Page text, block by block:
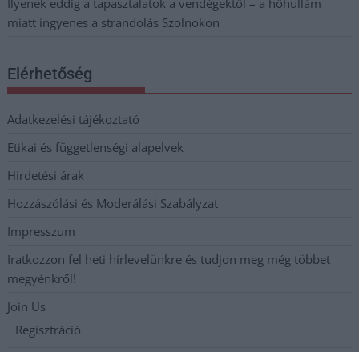
miatt ingyenes a strandolás Szolnokon
Elérhetőség
Adatkezelési tájékoztató
Etikai és függetlenségi alapelvek
Hirdetési árak
Hozzászólási és Moderálási Szabályzat
Impresszum
Iratkozzon fel heti hírlevelünkre és tudjon meg még többet
megyénkről!
Join Us
Regisztráció